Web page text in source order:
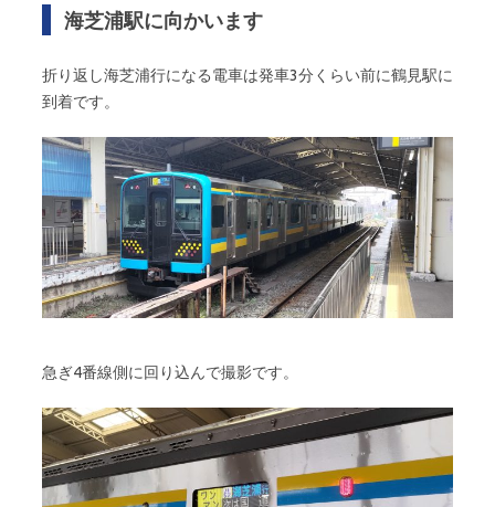
海芝浦駅に向かいます
折り返し海芝浦行になる電車は発車3分くらい前に鶴見駅に
到着です。
急ぎ4番線側に回り込んで撮影です。